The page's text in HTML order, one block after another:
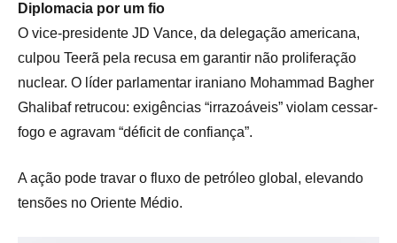
Diplomacia por um fio
O vice-presidente JD Vance, da delegação americana,
culpou Teerã pela recusa em garantir não proliferação
nuclear. O líder parlamentar iraniano Mohammad Bagher
Ghalibaf retrucou: exigências “irrazoáveis” violam cessar-
fogo e agravam “déficit de confiança”.
A ação pode travar o fluxo de petróleo global, elevando
tensões no Oriente Médio.